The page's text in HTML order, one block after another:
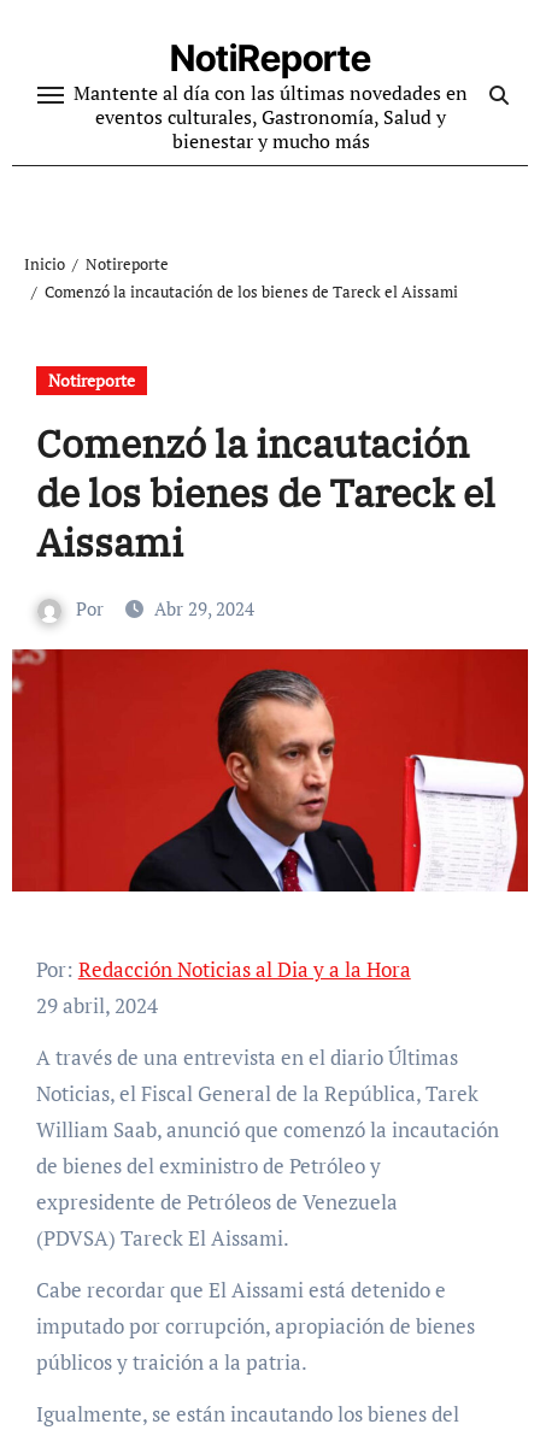
contenido
NotiReporte
Mantente al día con las últimas novedades en
eventos culturales, Gastronomía, Salud y
bienestar y mucho más
Inicio
Notireporte
Comenzó la incautación de los bienes de Tareck el Aissami
Notireporte
Comenzó la incautación
de los bienes de Tareck el
Aissami
Por Abr 29, 2024
Por: Redacción Noticias al Dia y a la Hora
29 abril, 2024
A través de una entrevista en el diario Últimas
Noticias, el Fiscal General de la República, Tarek
William Saab, anunció que comenzó la incautación
de bienes del exministro de Petróleo y
expresidente de Petróleos de Venezuela
(PDVSA) Tareck El Aissami.
Cabe recordar que El Aissami está detenido e
imputado por corrupción, apropiación de bienes
públicos y traición a la patria.
Igualmente, se están incautando los bienes del